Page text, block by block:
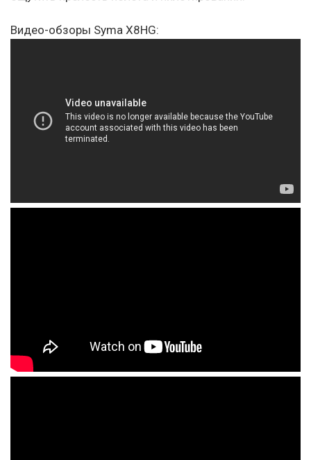
Видео-обзоры Syma X8HG: